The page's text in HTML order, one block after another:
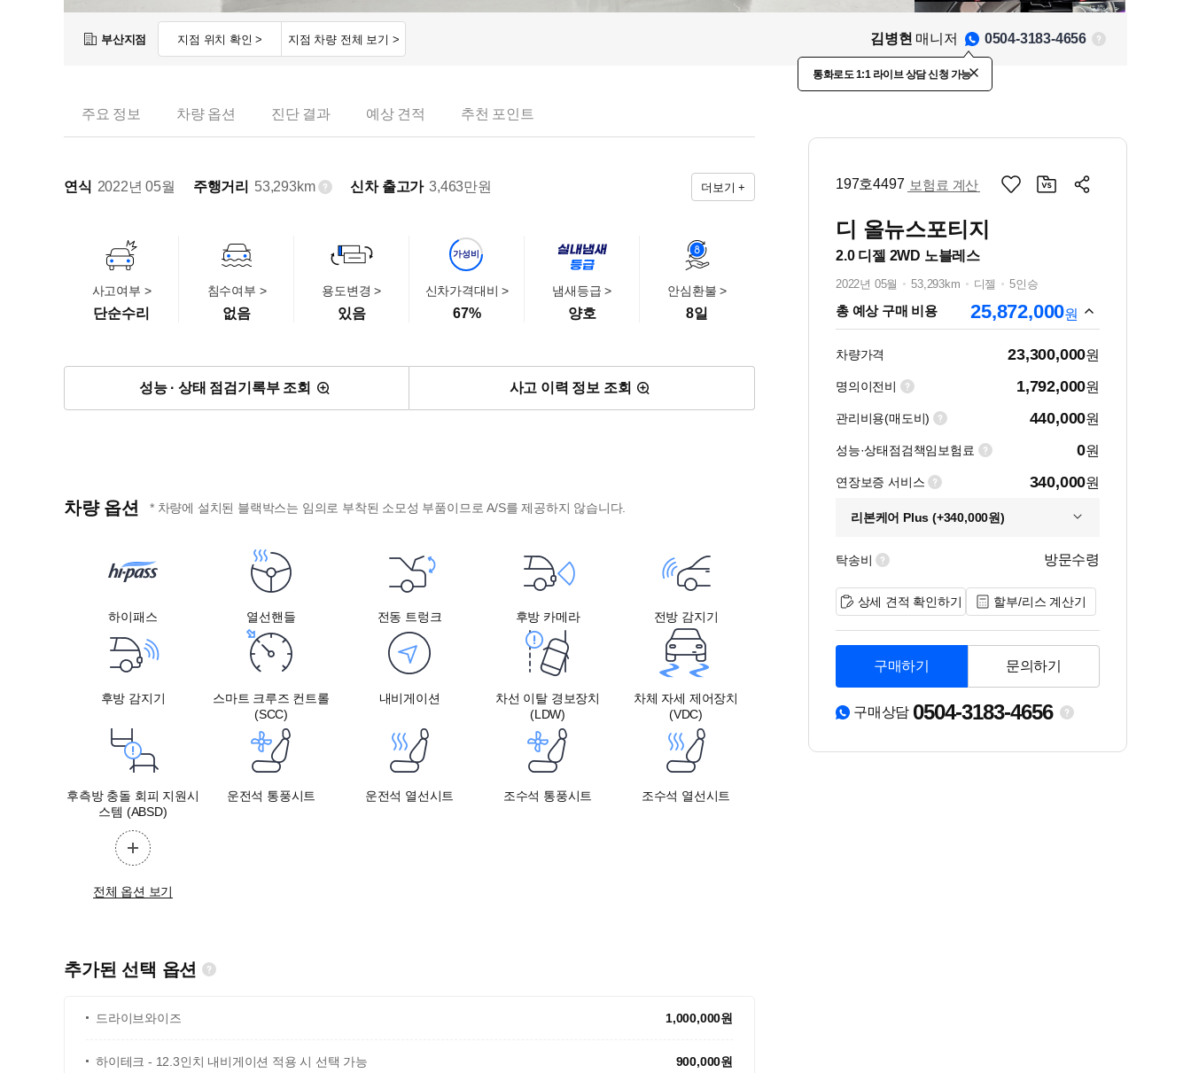
부산지점 지점 위치 확인 > 지점 차량 전체 보기 > 김병현 매니저 0504-3183-4656
통화로도 1:1 라이브 상담 신청 가능
주요 정보 차량 옵션 진단 결과 예상 견적 추천 포인트
연식 2022년 05월 주행거리 53,293km 신차 출고가 3,463만원 더보기 +
사고여부 >
단순수리
침수여부 >
없음
용도변경 >
있음
가성비
신차가격대비 >
67%
냄새등급 >
양호
안심환불 >
8일
성능 · 상태 점검기록부 조회 사고 이력 정보 조회
차량 옵션 * 차량에 설치된 블랙박스는 임의로 부착된 소모성 부품이므로 A/S를 제공하지 않습니다.
하이패스 열선핸들 전동 트렁크 후방 카메라 전방 감지기
후방 감지기
스마트 크루즈 컨트롤
(SCC)
내비게이션
차선 이탈 경보장치
(LDW)
차체 자세 제어장치
(VDC)
후측방 충돌 회피 지원시
스템 (ABSD)
운전석 통풍시트 운전석 열선시트 조수석 통풍시트 조수석 열선시트
전체 옵션 보기
추가된 선택 옵션
드라이브와이즈 1,000,000원
하이테크 - 12.3인치 내비게이션 적용 시 선택 가능 900,000원
197호4497 보험료 계산
디 올뉴스포티지
2.0 디젤 2WD 노블레스
2022년 05월 53,293km 디젤 5인승
총 예상 구매 비용 25,872,000원
차량가격 23,300,000원
명의이전비 1,792,000원
관리비용(매도비) 440,000원
성능·상태점검책임보험료 0원
연장보증 서비스 340,000원
리본케어 Plus (+340,000원)
탁송비 방문수령
상세 견적 확인하기 할부/리스 계산기
구매하기 문의하기
구매상담 0504-3183-4656